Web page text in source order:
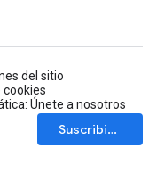
del sitio
cookies
Únete a nosotros
Suscribirse